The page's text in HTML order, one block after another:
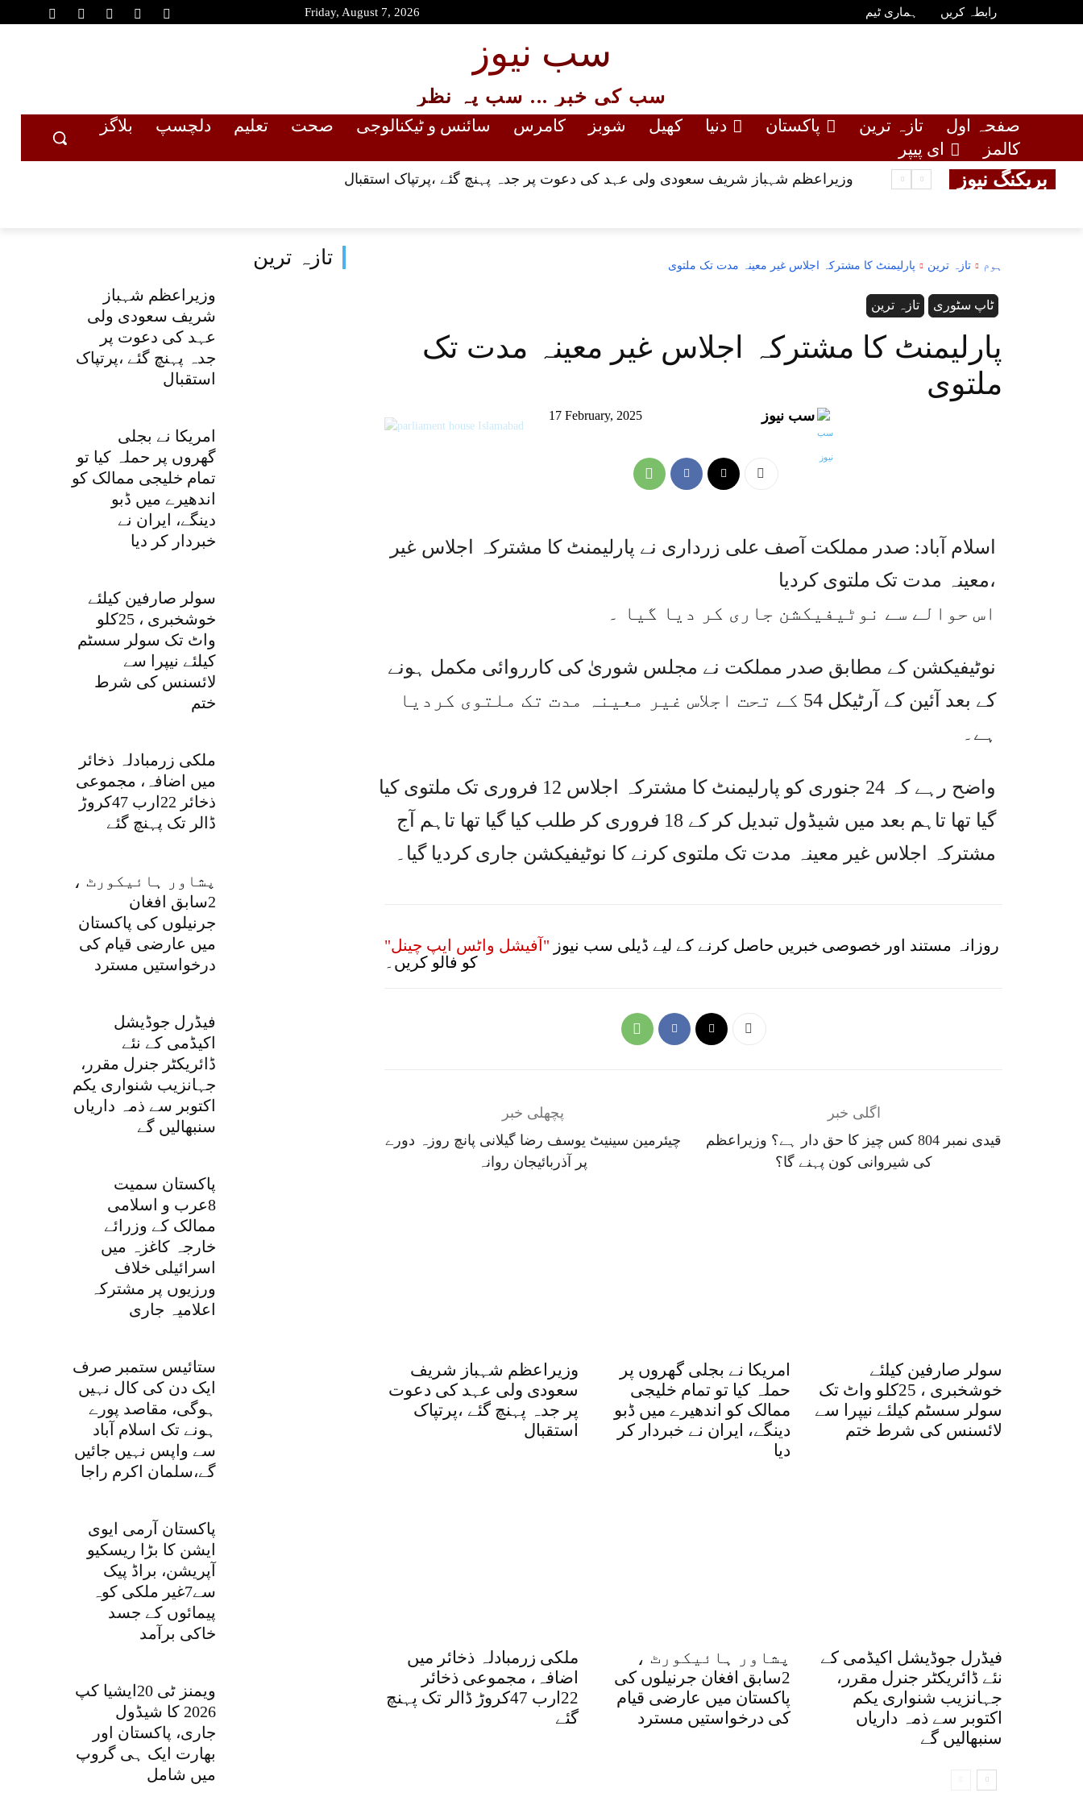
Friday, August 7, 2026 رابطہ کریں ہماری ٹیم
سب نیوز
سب کی خبر ... سب پہ نظر
صفحہ اول تازہ ترین پاکستان دنیا کھیل شوبز کامرس سائنس و ٹیکنالوجی صحت تعلیم دلچسپ
بلاگز
کالمز
ای پیپر
بریکنگ نیوز وزیراعظم شہباز شریف سعودی ولی عہد کی دعوت پر جدہ پہنچ گئے ،پرتپاک استقبال
تازہ ترین
وزیراعظم شہباز
شریف سعودی ولی
عہد کی دعوت پر
جدہ پہنچ گئے ،پرتپاک
استقبال
امریکا نے بجلی
گھروں پر حملہ کیا تو
تمام خلیجی ممالک کو
اندھیرے میں ڈبو
دینگے، ایران نے
خبردار کر دیا
سولر صارفین کیلئے
خوشخبری ، 25کلو
واٹ تک سولر سسٹم
کیلئے نیپرا سے
لائسنس کی شرط
ختم
ملکی زرمبادلہ ذخائر
میں اضافہ، مجموعی
ذخائر 22ارب 47کروڑ
ڈالر تک پہنچ گئے
پشاور ہائیکورٹ ،
2سابق افغان
جرنیلوں کی پاکستان
میں عارضی قیام کی
درخواستیں مسترد
فیڈرل جوڈیشل
اکیڈمی کے نئے
ڈائریکٹر جنرل مقرر،
جہانزیب شنواری یکم
اکتوبر سے ذمہ داریاں
سنبھالیں گے
پاکستان سمیت
8عرب و اسلامی
ممالک کے وزرائے
خارجہ کاغزہ میں
اسرائیلی خلاف
ورزیوں پر مشترکہ
اعلامیہ جاری
ستائیس ستمبر صرف
ایک دن کی کال نہیں
ہوگی، مقاصد پورے
ہونے تک اسلام آباد
سے واپس نہیں جائیں
گے،سلمان اکرم راجا
پاکستان آرمی ایوی
ایشن کا بڑا ریسکیو
آپریشن، براڈ پیک
سے7غیر ملکی کوہ
پیمائوں کے جسد
خاکی برآمد
ویمنز ٹی 20ایشیا کپ
2026 کا شیڈول
جاری، پاکستان اور
بھارت ایک ہی گروپ
میں شامل
ہوم تازہ ترین پارلیمنٹ کا مشترکہ اجلاس غیر معینہ مدت تک ملتوی
تازہ ترین ٹاپ سٹوری
پارلیمنٹ کا مشترکہ اجلاس غیر معینہ مدت تک
ملتوی
17 February, 2025 سب نیوز
اسلام آباد: صدر مملکت آصف علی زرداری نے پارلیمنٹ کا مشترکہ اجلاس غیر
معینہ مدت تک ملتوی کردیا،
اس حوالے سے نوٹیفیکشن جاری کر دیا گیا ۔
نوٹیفیکشن کے مطابق صدر مملکت نے مجلس شوریٰ کی کارروائی مکمل ہونے
کے بعد آئین کے آرٹیکل 54 کے تحت اجلاس غیر معینہ مدت تک ملتوی کردیا
ہے۔
واضح رہے کہ 24 جنوری کو پارلیمنٹ کا مشترکہ اجلاس 12 فروری تک ملتوی کیا
گیا تھا تاہم بعد میں شیڈول تبدیل کر کے 18 فروری کر طلب کیا گیا تھا تاہم آج
مشترکہ اجلاس غیر معینہ مدت تک ملتوی کرنے کا نوٹیفیکشن جاری کردیا گیا۔
روزانہ مستند اور خصوصی خبریں حاصل کرنے کے لیے ڈیلی سب نیوز "آفیشل واٹس ایپ چینل"
کو فالو کریں۔
پچھلی خبر
چیئرمین سینیٹ یوسف رضا گیلانی پانچ روزہ دورے
پر آذربائیجان روانہ
اگلی خبر
قیدی نمبر 804 کس چیز کا حق دار ہے؟ وزیراعظم
کی شیروانی کون پہنے گا؟
وزیراعظم شہباز شریف
سعودی ولی عہد کی دعوت
پر جدہ پہنچ گئے ،پرتپاک
استقبال
امریکا نے بجلی گھروں پر
حملہ کیا تو تمام خلیجی
ممالک کو اندھیرے میں ڈبو
دینگے، ایران نے خبردار کر
دیا
سولر صارفین کیلئے
خوشخبری ، 25کلو واٹ تک
سولر سسٹم کیلئے نیپرا سے
لائسنس کی شرط ختم
ملکی زرمبادلہ ذخائر میں
اضافہ، مجموعی ذخائر
22ارب 47کروڑ ڈالر تک پہنچ
گئے
پشاور ہائیکورٹ ،
2سابق افغان جرنیلوں کی
پاکستان میں عارضی قیام
کی درخواستیں مسترد
فیڈرل جوڈیشل اکیڈمی کے
نئے ڈائریکٹر جنرل مقرر،
جہانزیب شنواری یکم
اکتوبر سے ذمہ داریاں
سنبھالیں گے